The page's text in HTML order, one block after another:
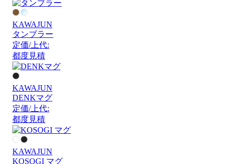
KAWAJUN
タンブラー
定価/上代:
都度見積
KAWAJUN
DENKマグ
定価/上代:
都度見積
KAWAJUN
KOSOGI マグ